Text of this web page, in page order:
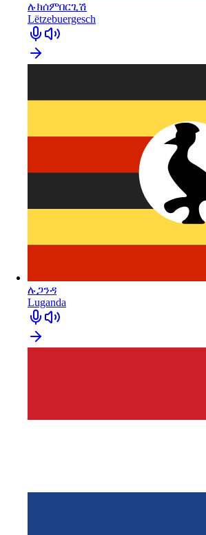
ሉክሰምበርጊሽ
Lëtzebuergesch
ሉጋንዳ
Luganda